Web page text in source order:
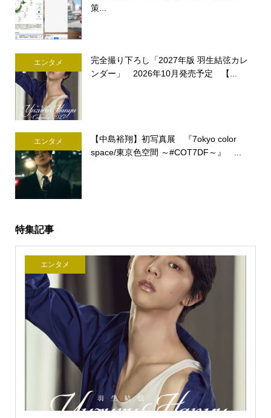
策...
エンタメ
完全撮り下ろし「2027年版 羽生結弦カレ
ンダー」 2026年10月発売予定 【...
エンタメ
【中島裕翔】初写真展 『7okyo color
space/東京色空間 ～#COT7DF～』 ...
特集記事
エンタメ